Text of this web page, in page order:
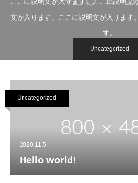
文が入ります。ここに説明文が入ります
す。
Uncategorized
Uncategorized
2020.11.5
Hello world!